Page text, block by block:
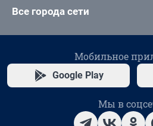
Все города сети
Мобильное
Google Play
Мы в